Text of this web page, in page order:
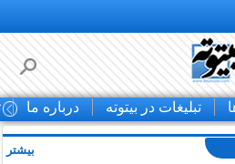
تبلیغات در بیتوته درباره ما
بیشتر